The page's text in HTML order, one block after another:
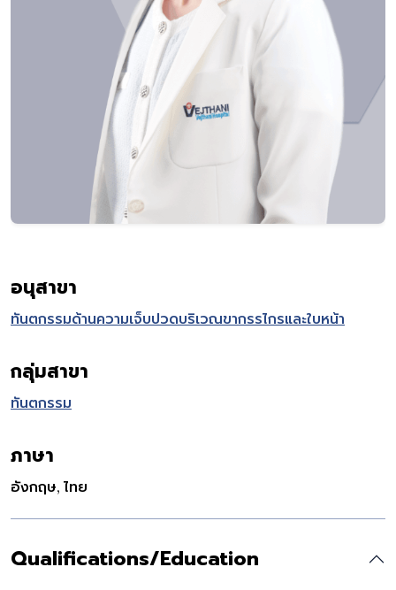
อนุสาขา
ทันตกรรมด้านความเจ็บปวดบริเวณขากรรไกรและใบหน้า
กลุ่มสาขา
ทันตกรรม
ภาษา
อังกฤษ, ไทย
Qualifications/Education